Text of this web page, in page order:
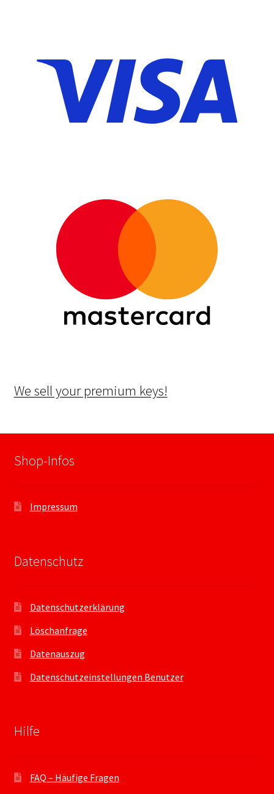
We sell your premium keys!
Shop-Infos
Impressum
Datenschutz
Datenschutzerklärung
Löschanfrage
Datenauszug
Datenschutzeinstellungen Benutzer
Hilfe
FAQ – Häufige Fragen